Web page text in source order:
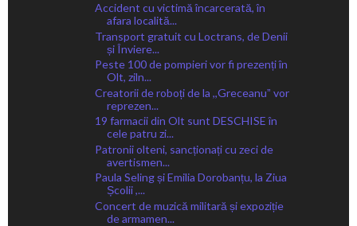
Accident cu victimă încarcerată, în
afara localită...
Transport gratuit cu Loctrans, de Denii
și Înviere...
Peste 100 de pompieri vor fi prezenți în
Olt, ziln...
Creatorii de roboți de la ,,Greceanuˮ vor
reprezen...
19 farmacii din Olt sunt DESCHISE în
cele patru zi...
Patronii olteni, sancționați cu zeci de
avertismen...
Paula Seling și Emilia Dorobanțu, la Ziua
Școlii ,...
Concert de muzică militară și expoziție
de armamen...